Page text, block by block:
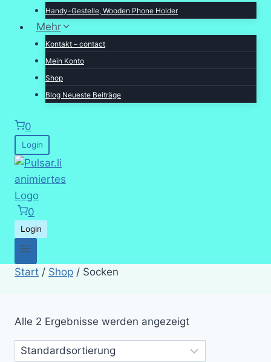
Handy-Gestelle, Wooden Phone Holder
Mehr
Kontakt – contact
Mein Konto
Shop
Blog Neueste Beiträge
0
Login
0
Login
Start / Shop / Socken
Alle 2 Ergebnisse werden angezeigt